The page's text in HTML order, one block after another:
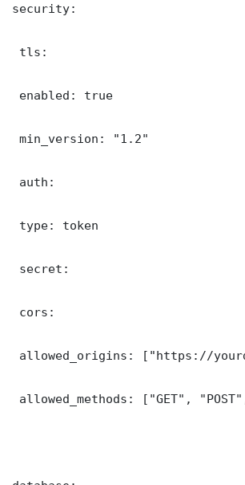
security:
tls:
enabled: true
min_version: "1.2"
auth:
type: token
secret:
cors:
allowed_origins: ["https://
allowed_methods: ["GET",